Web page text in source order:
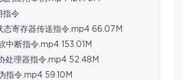
指令
态寄存器传送指令.mp4 66.07M
中断指令.mp4 153.01M
处理器指令.mp4 52.48M
指令.mp4 59.10M